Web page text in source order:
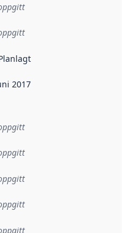
sier når dataene i dette
2017